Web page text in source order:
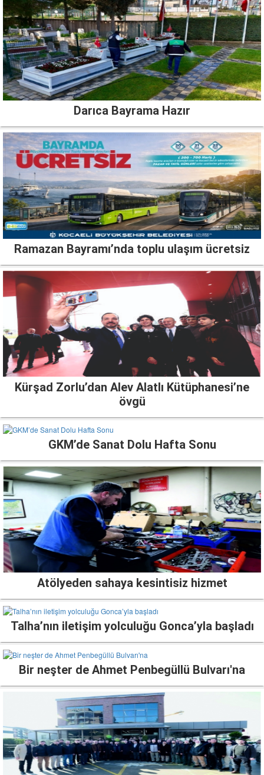
Darıca Bayrama Hazır
Ramazan Bayramı’nda toplu ulaşım ücretsiz
Kürşad Zorlu’dan Alev Alatlı Kütüphanesi’ne
övgü
GKM’de Sanat Dolu Hafta Sonu
Atölyeden sahaya kesintisiz hizmet
Talha’nın iletişim yolculuğu Gonca’yla başladı
Bir neşter de Ahmet Penbegüllü Bulvarı'na